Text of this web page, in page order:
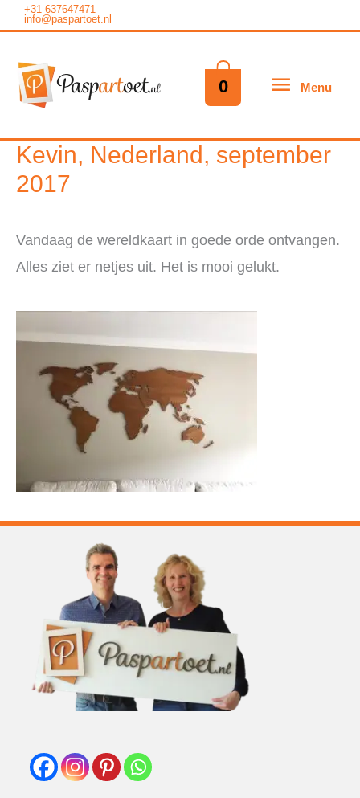
inhoud
+31-637647471
info@paspartoet.nl
Menu
Menu
0
Kevin, Nederland, september
2017
Vandaag de wereldkaart in goede orde ontvangen.
Alles ziet er netjes uit. Het is mooi gelukt.